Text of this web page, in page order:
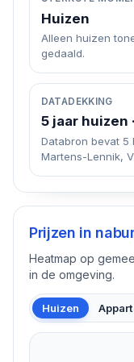
Huizen
Alleen huizen
gedaald.
DATADEKKING
5 jaar huizen
Databron bevat 5
Martens-Lennik,
Prijzen in
Heatmap op
in de omgeving.
Huizen